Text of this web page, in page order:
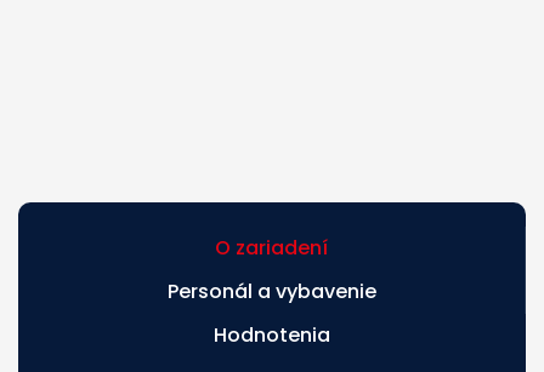
O zariadení
Personál a vybavenie
Hodnotenia